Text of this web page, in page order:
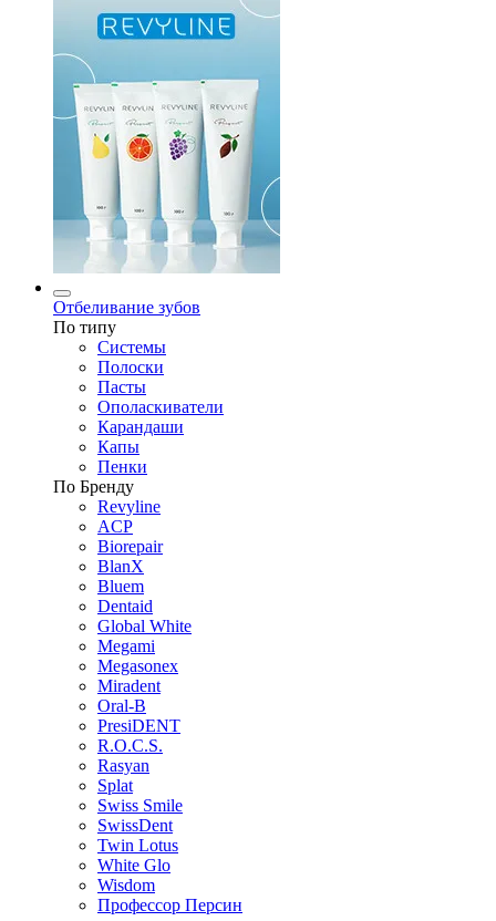
Отбеливание зубов
По типу
Системы
Полоски
Пасты
Ополаскиватели
Карандаши
Капы
Пенки
По Бренду
Revyline
ACP
Biorepair
BlanX
Bluem
Dentaid
Global White
Megami
Megasonex
Miradent
Oral-B
PresiDENT
R.O.C.S.
Rasyan
Splat
Swiss Smile
SwissDent
Twin Lotus
White Glo
Wisdom
Профессор Персин